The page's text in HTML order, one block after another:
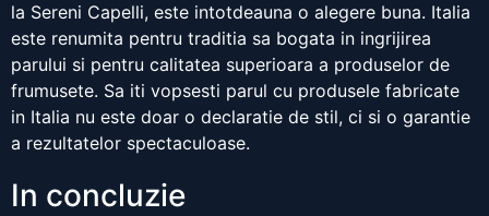
la Sereni Capelli, este intotdeauna o alegere buna. Italia
este renumita pentru traditia sa bogata in ingrijirea
parului si pentru calitatea superioara a produselor de
frumusete. Sa iti vopsesti parul cu produsele fabricate
in Italia nu este doar o declaratie de stil, ci si o garantie
a rezultatelor spectaculoase.
In concluzie